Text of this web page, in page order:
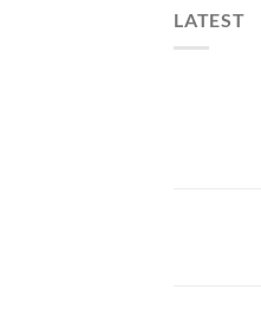
LATEST